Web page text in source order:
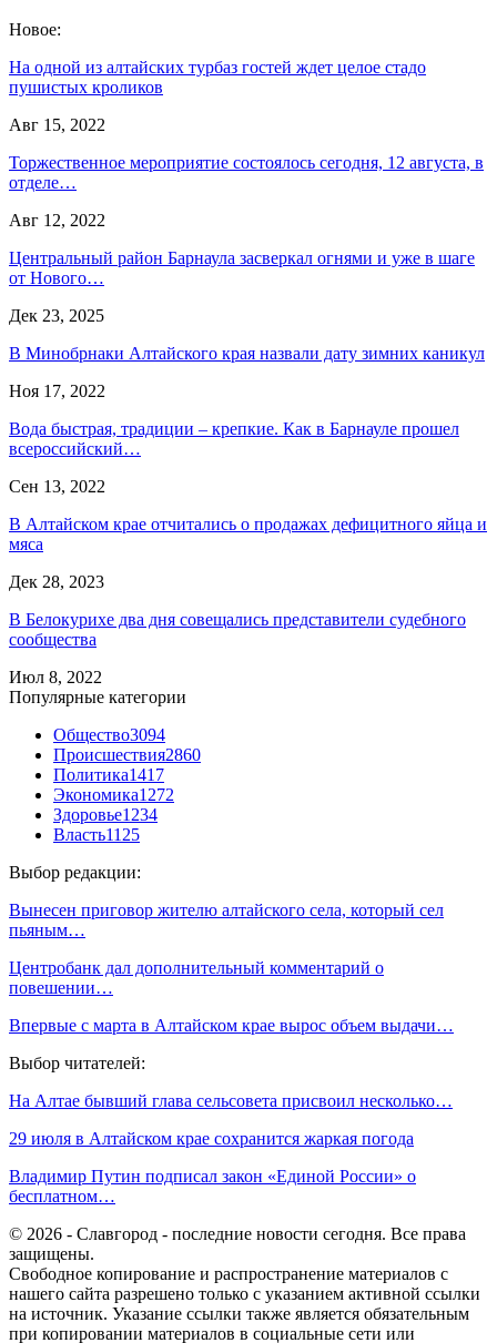
Новое:
На одной из алтайских турбаз гостей ждет целое стадо
пушистых кроликов
Авг 15, 2022
Торжественное мероприятие состоялось сегодня, 12 августа, в
отделе…
Авг 12, 2022
Центральный район Барнаула засверкал огнями и уже в шаге
от Нового…
Дек 23, 2025
В Минобрнаки Алтайского края назвали дату зимних каникул
Ноя 17, 2022
Вода быстрая, традиции – крепкие. Как в Барнауле прошел
всероссийский…
Сен 13, 2022
В Алтайском крае отчитались о продажах дефицитного яйца и
мяса
Дек 28, 2023
В Белокурихе два дня совещались представители судебного
сообщества
Июл 8, 2022
Популярные категории
Общество3094
Происшествия2860
Политика1417
Экономика1272
Здоровье1234
Власть1125
Выбор редакции:
Вынесен приговор жителю алтайского села, который сел
пьяным…
Центробанк дал дополнительный комментарий о
повешении…
Впервые с марта в Алтайском крае вырос объем выдачи…
Выбор читателей:
На Алтае бывший глава сельсовета присвоил несколько…
29 июля в Алтайском крае сохранится жаркая погода
Владимир Путин подписал закон «Единой России» о
бесплатном…
© 2026 - Славгород - последние новости сегодня. Все права
защищены.
Свободное копирование и распространение материалов с
нашего сайта разрешено только с указанием активной ссылки
на источник. Указание ссылки также является обязательным
при копировании материалов в социальные сети или